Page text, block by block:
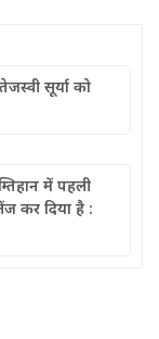
सूर्या को
में पहली
कर दिया है :